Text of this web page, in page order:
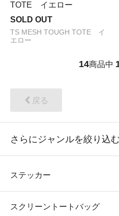
TOTE イエロー
SOLD OUT
TS MESH TOUGH TOTE イ
エロー
14商品中
戻る
さらにジャンルを絞り込む
ステッカー
スクリーントートバッグ